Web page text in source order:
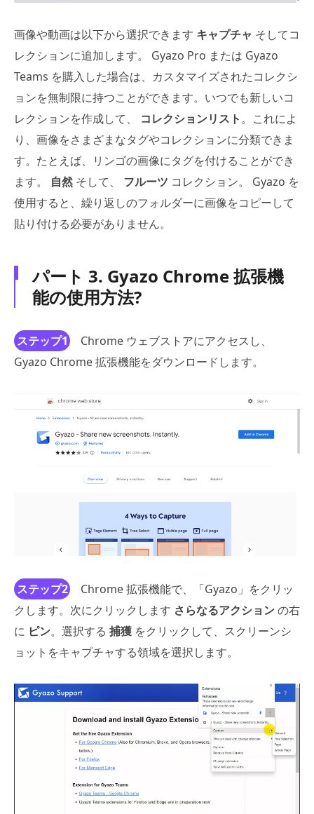
画像や動画は以下から選択できます キャプチャ そしてコ
レクションに追加します。 Gyazo Pro または Gyazo
Teams を購入した場合は、カスタマイズされたコレクシ
ョンを無制限に持つことができます。いつでも新しいコ
レクションを作成して、 コレクションリスト。これによ
り、画像をさまざまなタグやコレクションに分類できま
す。たとえば、リンゴの画像にタグを付けることができ
ます。 自然 そして、 フルーツ コレクション。 Gyazo を
使用すると、繰り返しのフォルダーに画像をコピーして
貼り付ける必要がありません。
パート 3. Gyazo Chrome 拡張機
能の使用方法?
ステップ1
Chrome ウェブストアにアクセスし、
Gyazo Chrome 拡張機能をダウンロードします。
ステップ2
Chrome 拡張機能で、「Gyazo」をクリッ
クします。次にクリックします さらなるアクションの右
に ピン。選択する 捕獲 をクリックして、スクリーンシ
ョットをキャプチャする領域を選択します。